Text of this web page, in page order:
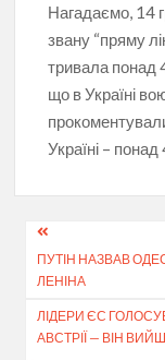
Нагадаємо, 14
звану “пряму
тривала понад
що в Україні
Україні –
Навігація
записів
ПУТІН НАЗВАВ
ЛЕНІНА
ЛІДЕРИ ЄС
АВСТРІЇ — ВІН